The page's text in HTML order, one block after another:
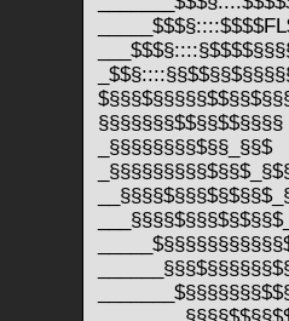
§§§§§§§$$§§$$§§§§
_§§§§§§§§$§§_§§$